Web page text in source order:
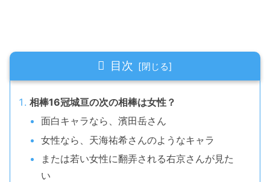
目次
相棒16冠城亘の次の相棒は女性？
面白キャラなら、濱田岳さん
女性なら、天海祐希さんのようなキャラ
または若い女性に翻弄される右京さんが見た
い